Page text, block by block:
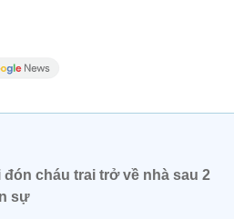
cháu trai trở về nhà sau 2
sự